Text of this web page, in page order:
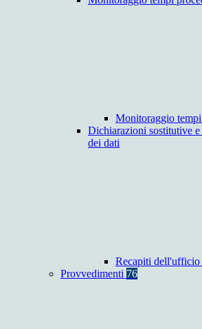
Monitoraggio
Dichiarazioni sostitutive
dei dati
Recapiti dell'ufficio
Provvedimenti 76